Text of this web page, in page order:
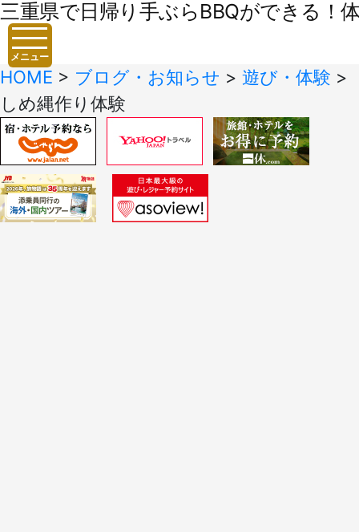
三重県で日帰り手ぶらBBQができる！
メニュー
HOME > ブログ・お知らせ > 遊び・体験 >
しめ縄作り体験